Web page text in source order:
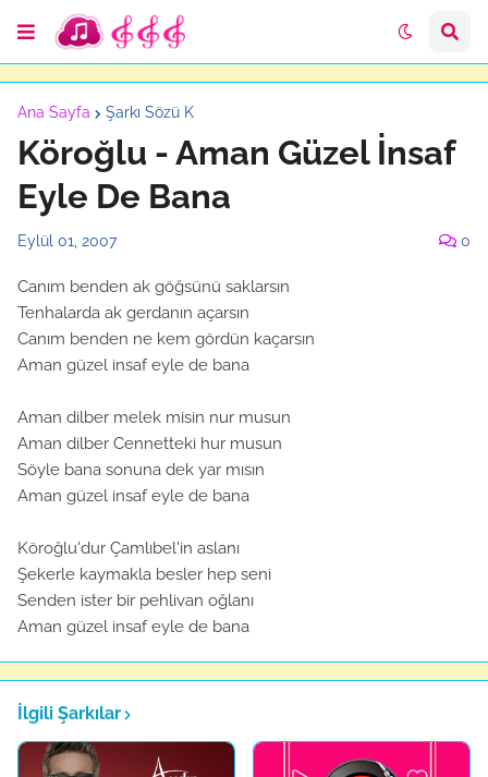
Ana Sayfa Şarkı Sözü K
Köroğlu - Aman Güzel İnsaf
Eyle De Bana
Eylül 01, 2007 0
Canım benden ak göğsünü saklarsın
Tenhalarda ak gerdanın açarsın
Canım benden ne kem gördün kaçarsın
Aman güzel insaf eyle de bana
Aman dilber melek misin nur musun
Aman dilber Cennetteki hur musun
Söyle bana sonuna dek yar mısın
Aman güzel insaf eyle de bana
Köroğlu'dur Çamlıbel'in aslanı
Şekerle kaymakla besler hep seni
Senden ister bir pehlivan oğlanı
Aman güzel insaf eyle de bana
İlgili Şarkılar